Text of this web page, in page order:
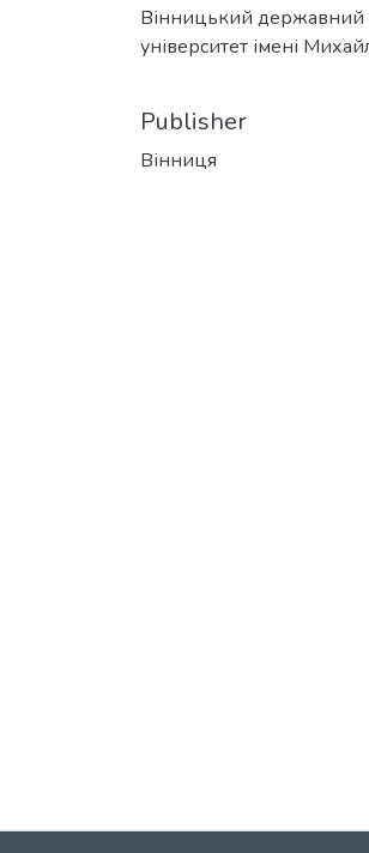
Вінницький державний
університет імені
Publisher
Вінниця